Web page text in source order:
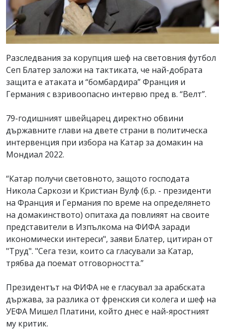
Разследвания за корупция шеф на световния футбол
Сеп Блатер заложи на тактиката, че най-добрата
защита е атаката и “бомбардира” Франция и
Германия с взривоопасно интервю пред в. “Велт”.
79-годишният швейцарец директно обвини
държавните глави на двете страни в политическа
интервенция при избора на Катар за домакин на
Мондиал 2022.
“Катар получи световното, защото господата
Никола Саркози и Кристиан Вулф (б.р. - президенти
на Франция и Германия по време на определянето
на домакинството) опитаха да повлияят на своите
представители в Изпълкома на ФИФА заради
икономически интереси", заяви Блатер, цитиран от
"Труд". "Сега тези, които са гласували за Катар,
трябва да поемат отговорността.”
Президентът на ФИФА не е гласувал за арабската
държава, за разлика от френския си колега и шеф на
УЕФА Мишел Платини, който днес е най-яростният
му критик.